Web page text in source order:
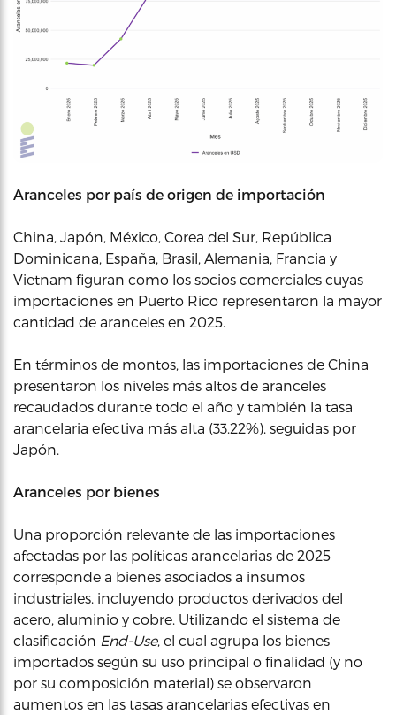
Aranceles por país de origen de importación
China, Japón, México, Corea del Sur, República
Dominicana, España, Brasil, Alemania, Francia y
Vietnam figuran como los socios comerciales cuyas
importaciones en Puerto Rico representaron la mayor
cantidad de aranceles en 2025.
En términos de montos, las importaciones de China
presentaron los niveles más altos de aranceles
recaudados durante todo el año y también la tasa
arancelaria efectiva más alta (33.22%), seguidas por
Japón.
Aranceles por bienes
Una proporción relevante de las importaciones
afectadas por las políticas arancelarias de 2025
corresponde a bienes asociados a insumos
industriales, incluyendo productos derivados del
acero, aluminio y cobre. Utilizando el sistema de
clasificación End-Use, el cual agrupa los bienes
importados según su uso principal o finalidad (y no
por su composición material) se observaron
aumentos en las tasas arancelarias efectivas en